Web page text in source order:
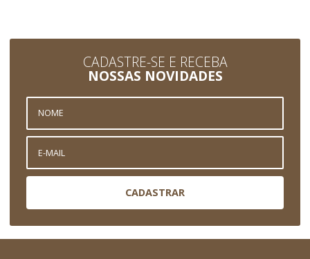
CADASTRE-SE E RECEBA
NOSSAS NOVIDADES
CADASTRAR